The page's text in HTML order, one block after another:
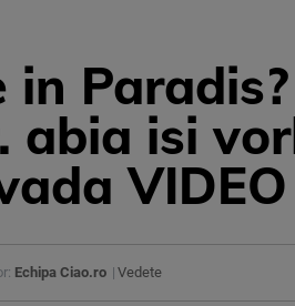
in
abia isi
VIDEO
Echipa Ciao.ro Vedete